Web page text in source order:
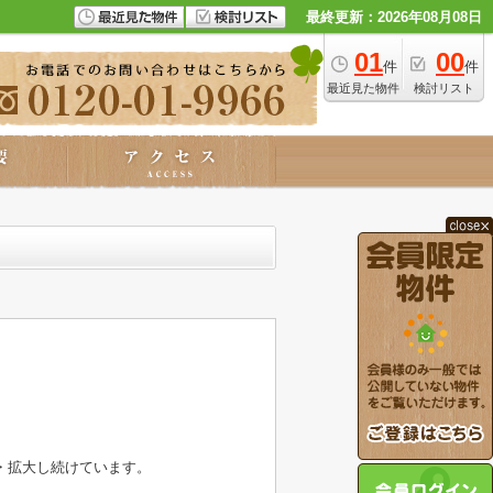
最終更新：2026年08月08日
01件
最近見た物件
00件
検討リスト
大し続けています。